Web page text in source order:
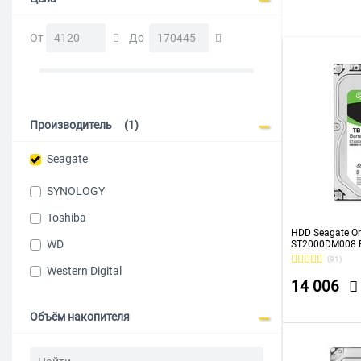
От До
Производитель (1)
Seagate
SYNOLOGY
Toshiba
WD
Western Digital
Объём накопителя
HDD Seagate
ST2000DM008
256Mb 3.5"
(91)
14 006